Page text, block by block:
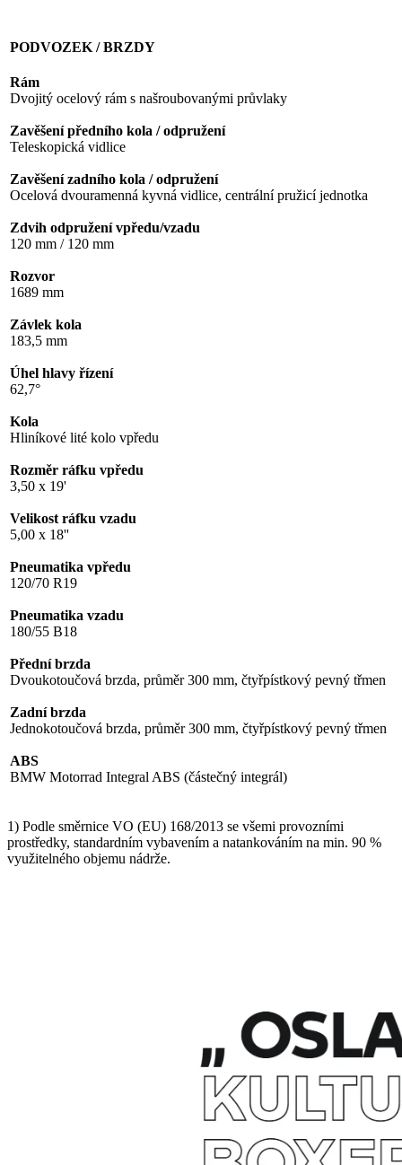
PODVOZEK / BRZDY
Rám
Dvojitý ocelový rám s našroubovanými průvlaky
Zavěšení předního kola / odpružení
Teleskopická vidlice
Zavěšení zadního kola / odpružení
Ocelová dvouramenná kyvná vidlice, centrální pružicí jednotka
Zdvih odpružení vpředu/vzadu
120 mm / 120 mm
Rozvor
1689 mm
Závlek kola
183,5 mm
Úhel hlavy řízení
62,7°
Kola
Hliníkové lité kolo vpředu
Rozměr ráfku vpředu
3,50 x 19'
Velikost ráfku vzadu
5,00 x 18''
Pneumatika vpředu
120/70 R19
Pneumatika vzadu
180/55 B18
Přední brzda
Dvoukotoučová brzda, průměr 300 mm, čtyřpístkový pevný třmen
Zadní brzda
Jednokotoučová brzda, průměr 300 mm, čtyřpístkový pevný třmen
ABS
BMW Motorrad Integral ABS (částečný integrál)
1) Podle směrnice VO (EU) 168/2013 se všemi provozními
prostředky, standardním vybavením a natankováním na min. 90 %
využitelného objemu nádrže.